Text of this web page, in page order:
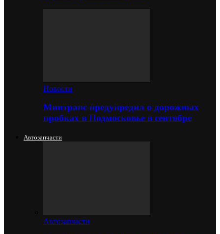
Новости
Минтранс предупредил о дорожных
пробках в Подмосковье в сентябре
Автозапчасти
Автозапчасти